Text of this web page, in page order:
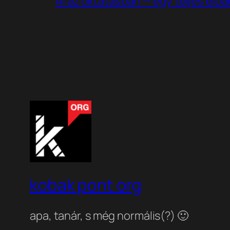
kobak pont org
apa, tanár, s még normális(?) 🙂